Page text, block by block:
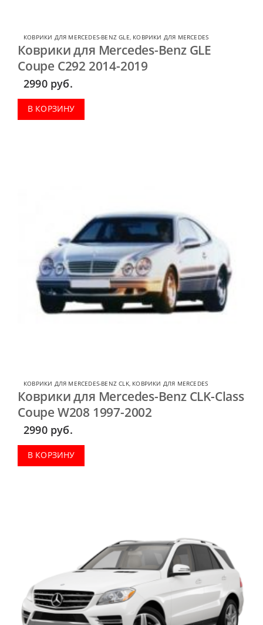
КОВРИКИ ДЛЯ MERCEDES-BENZ GLE КОВРИКИ ДЛЯ MERCEDES
Коврики для Mercedes-Benz GLE
Coupe C292 2014-2019
2990 руб.
В КОРЗИНУ
КОВРИКИ ДЛЯ MERCEDES-BENZ CLK, КОВРИКИ ДЛЯ MERCEDES
Коврики для Mercedes-Benz CLK-Class
Coupe W208 1997-2002
2990 руб.
В КОРЗИНУ